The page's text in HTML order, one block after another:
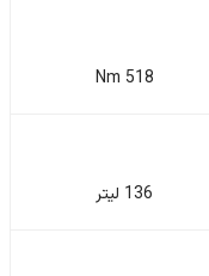
518 Nm
136 لیتر